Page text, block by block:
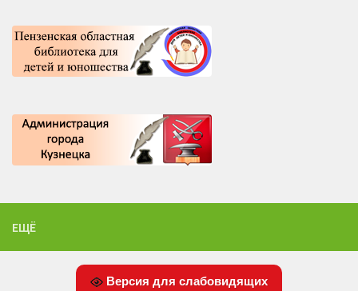
ЕЩЁ
Версия для слабовидящих